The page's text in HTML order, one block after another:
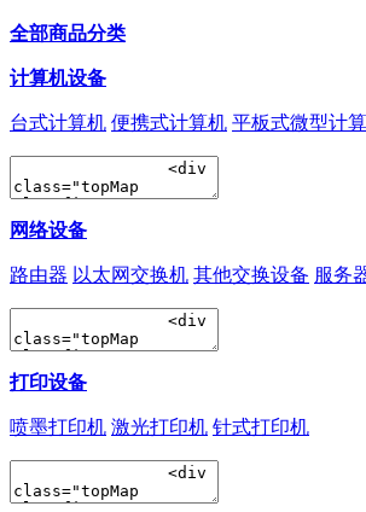
全部商品分类
计算机设备
台式计算机 便携式计算机 平板式微型计
网络设备
路由器 以太网交换机 其他交换设备 服务
打印设备
喷墨打印机 激光打印机 针式打印机